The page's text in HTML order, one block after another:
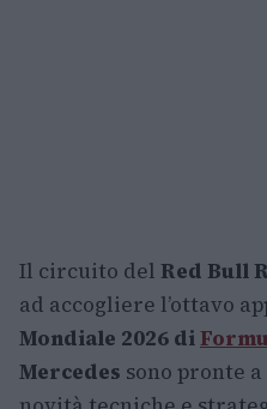
Il circuito del Red Bull
ad accogliere l’ottavo
Mondiale 2026 di
Mercedes sono pronte